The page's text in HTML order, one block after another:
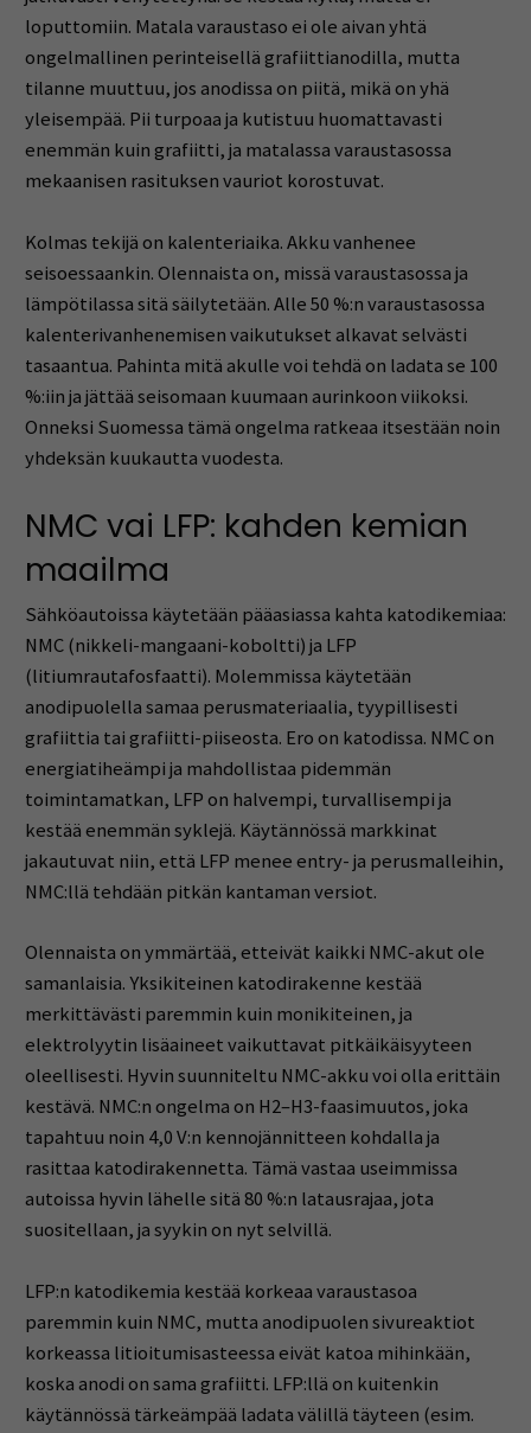
loputtomiin. Matala varaustaso ei ole aivan yhtä
ongelmallinen perinteisellä grafiittianodilla, mutta
tilanne muuttuu, jos anodissa on piitä, mikä on yhä
yleisempää. Pii turpoaa ja kutistuu huomattavasti
enemmän kuin grafiitti, ja matalassa varaustasossa
mekaanisen rasituksen vauriot korostuvat.
Kolmas tekijä on kalenteriaika. Akku vanhenee
seisoessaankin. Olennaista on, missä varaustasossa ja
lämpötilassa sitä säilytetään. Alle 50 %:n varaustasossa
kalenterivanhenemisen vaikutukset alkavat selvästi
tasaantua. Pahinta mitä akulle voi tehdä on ladata se 100
%:iin ja jättää seisomaan kuumaan aurinkoon viikoksi.
Onneksi Suomessa tämä ongelma ratkeaa itsestään noin
yhdeksän kuukautta vuodesta.
NMC vai LFP: kahden kemian
maailma
Sähköautoissa käytetään pääasiassa kahta katodikemiaa:
NMC (nikkeli-mangaani-koboltti) ja LFP
(litiumrautafosfaatti). Molemmissa käytetään
anodipuolella samaa perusmateriaalia, tyypillisesti
grafiittia tai grafiitti-piiseosta. Ero on katodissa. NMC on
energiatiheämpi ja mahdollistaa pidemmän
toimintamatkan, LFP on halvempi, turvallisempi ja
kestää enemmän syklejä. Käytännössä markkinat
jakautuvat niin, että LFP menee entry- ja perusmalleihin,
NMC:llä tehdään pitkän kantaman versiot.
Olennaista on ymmärtää, etteivät kaikki NMC-akut ole
samanlaisia. Yksikiteinen katodirakenne kestää
merkittävästi paremmin kuin monikiteinen, ja
elektrolyytin lisäaineet vaikuttavat pitkäikäisyyteen
oleellisesti. Hyvin suunniteltu NMC-akku voi olla erittäin
kestävä. NMC:n ongelma on H2–H3-faasimuutos, joka
tapahtuu noin 4,0 V:n kennojännitteen kohdalla ja
rasittaa katodirakennetta. Tämä vastaa useimmissa
autoissa hyvin lähelle sitä 80 %:n latausrajaa, jota
suositellaan, ja syykin on nyt selvillä.
LFP:n katodikemia kestää korkeaa varaustasoa
paremmin kuin NMC, mutta anodipuolen sivureaktiot
korkeassa litioitumisasteessa eivät katoa mihinkään,
koska anodi on sama grafiitti. LFP:llä on kuitenkin
käytännössä tärkeämpää ladata välillä täyteen (esim.